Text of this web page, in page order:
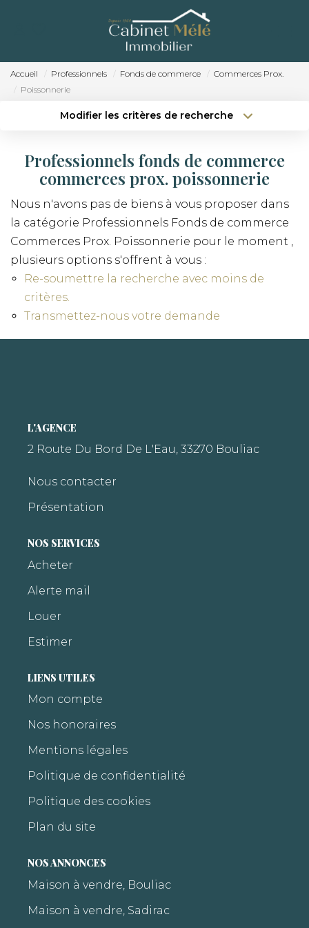
ACCUEIL
ACHETER
RECRUTEMENT
CONTACT
Accueil Professionnels Fonds de commerce
Commerces Prox.
Poissonnerie
Modifier les critères de recherche
Budget max
Plus de critères Créer une alerte
Professionnels fonds de commerce
commerces prox. poissonnerie
Nous n'avons pas de biens à vous proposer dans
la catégorie Professionnels Fonds de commerce
Commerces Prox. Poissonnerie pour le moment ,
plusieurs options s'offrent à vous :
Re-soumettre la recherche avec moins de
critères.
Transmettez-nous votre demande
L'AGENCE
2 Route Du Bord De L'Eau, 33270 Bouliac
Nous contacter
Présentation
NOS SERVICES
Acheter
Alerte mail
Louer
Estimer
LIENS UTILES
Mon compte
Nos honoraires
Mentions légales
Politique de confidentialité
Politique des cookies
Plan du site
NOS ANNONCES
Maison à vendre, Bouliac
Maison à vendre, Sadirac